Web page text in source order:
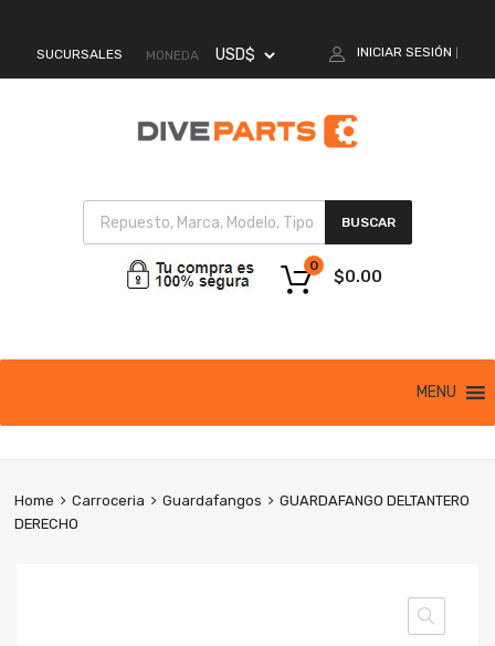
SUCURSALES MONEDA INICIAR SESIÓN
BUSCAR
$0.00
0
MENU
Home Carroceria Guardafangos
GUARDAFANGO DELTANTERO
DERECHO